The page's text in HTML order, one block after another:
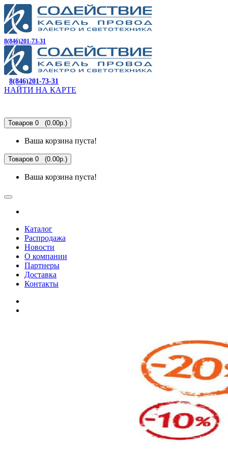
8(846)201-73-31
8(846)201-73-31
НАЙТИ НА КАРТЕ
Товаров 0 (0.00р.)
Ваша корзина пуста!
Товаров 0 (0.00р.)
Ваша корзина пуста!
Каталог
Распродажа
Новости
О компании
Партнеры
Доставка
Контакты